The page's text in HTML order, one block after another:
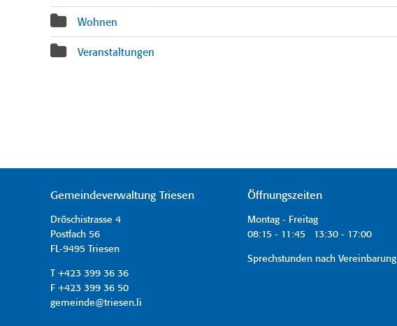
Wohnen
Veranstaltungen
Gemeindeverwaltung Triesen
Dröschistrasse 4
Postfach 56
FL-9495 Triesen
T +423 399 36 36
F +423 399 36 50
gemeinde@triesen.li
Öffnungszeiten
Montag - Freitag
08:15 - 11:45 13:30 - 17:00
Sprechstunden nach Vereinbarung